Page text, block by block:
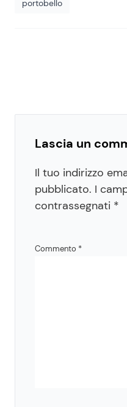
portobello
Lascia un
Il tuo indirizzo
pubblicato. I
contrassegnati *
Commento *